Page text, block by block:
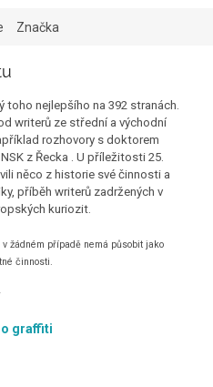
Značka
nejlepšího na 392 stranách.
writerů ze střední a východní
rozhovory s doktorem
z Řecka . U příležitosti 25.
něco z historie své činnosti a
příběh writerů zadržených v
kuriozit.
žádném případě nemá působit jako
činnosti.
graffiti